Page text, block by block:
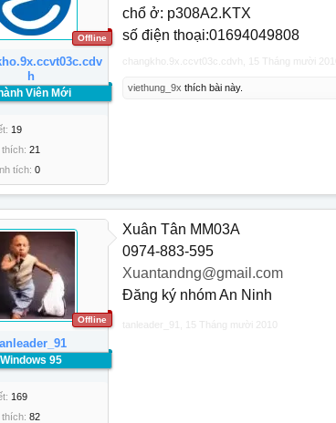
Offline
h
Viên Mới
19
21
tích: 0
chổ ở: p308A2.KTX
số điện thoại:01694049808
changkho.9x.ccvt03c.cdvh 15 Tháng mười 2010
viethung_9x thích bài này.
Offline
Windows 95
169
82
Xuân Tân MM03A
0974-883-595
Xuantandng@gmail.com
Đăng ký nhóm An Ninh
tanleader_91 15 Tháng mười 2010